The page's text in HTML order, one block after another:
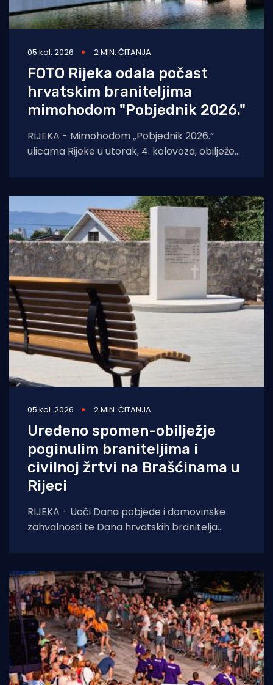
05 kol. 2026 2 MIN. ČITANJA
FOTO Rijeka odala počast
hrvatskim braniteljima
mimohodom "Pobjednik 2026."
RIJEKA - Mimohodom „Pobjednik 2026.“
ulicama Rijeke u utorak, 4. kolovoza, obilježeni
05 kol. 2026 2 MIN. ČITANJA
Uređeno spomen-obilježje
poginulim braniteljima i
civilnoj žrtvi na Brašćinama u
Rijeci
RIJEKA - Uoči Dana pobjede i domovinske
zahvalnosti te Dana hrvatskih branitelja